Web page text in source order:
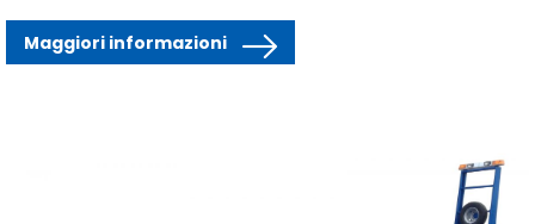
Maggiori informazioni